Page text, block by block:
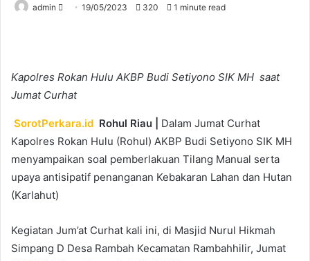
admin
Send19/05/2023 320 1 minute read
Kapolres Rokan Hulu AKBP Budi Setiyono SIK MH saat
Jumat Curhat
SorotPerkara.id Rohul Riau | Dalam Jumat Curhat
Kapolres Rokan Hulu (Rohul) AKBP Budi Setiyono SIK MH
menyampaikan soal pemberlakuan Tilang Manual serta
upaya antisipatif penanganan Kebakaran Lahan dan Hutan
(Karlahut)
Kegiatan Jum’at Curhat kali ini, di Masjid Nurul Hikmah
Simpang D Desa Rambah Kecamatan Rambahhilir, Jumat